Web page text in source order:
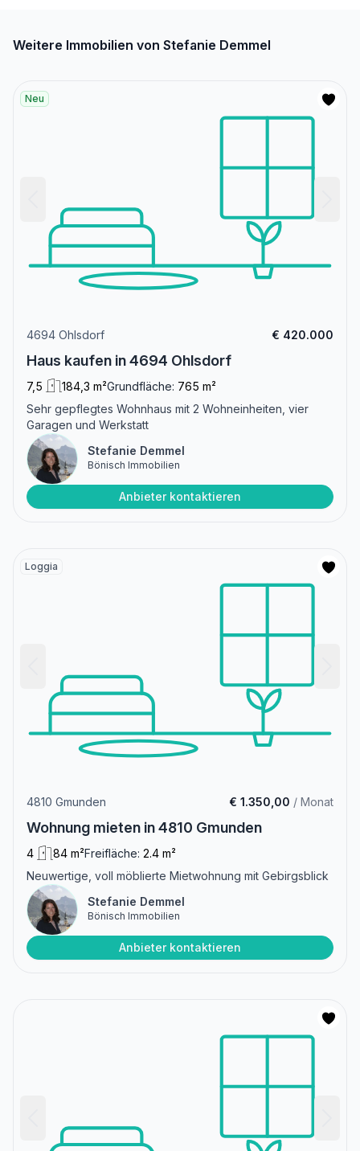
Weitere Immobilien von Stefanie Demmel
Neu
4694 Ohlsdorf € 420.000
Haus kaufen in 4694 Ohlsdorf
7,5 184,3 m²Grundfläche: 765 m²
Sehr gepflegtes Wohnhaus mit 2 Wohneinheiten, vier
Garagen und Werkstatt
Stefanie Demmel
Bönisch Immobilien
Anbieter kontaktieren
Loggia
4810 Gmunden € 1.350,00 / Monat
Wohnung mieten in 4810 Gmunden
4 84 m²Freifläche: 2.4 m²
Neuwertige, voll möblierte Mietwohnung mit Gebirgsblick
Stefanie Demmel
Bönisch Immobilien
Anbieter kontaktieren